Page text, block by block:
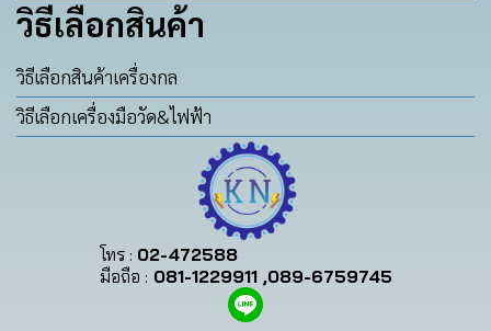
วิธีเลือกสินค้า
วิธีเลือกสินค้าเครื่องกล
วิธีเลือกเครื่องมือวัด&ไฟฟ้า
โทร : 02-472588
มือถือ : 081-1229911 ,089-6759745